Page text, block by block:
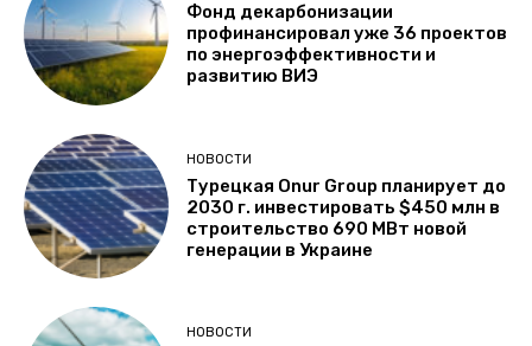
Фонд декарбонизации
профинансировал уже 36 проектов
по энергоэффективности и
развитию ВИЭ
НОВОСТИ
Турецкая Onur Group планирует до
2030 г. инвестировать $450 млн в
строительство 690 МВт новой
генерации в Украине
НОВОСТИ